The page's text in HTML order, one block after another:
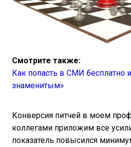
Смотрите также:
Как попасть в СМИ бесплатно
знаменитым»
Конверсия питчей в моем
коллегами приложим все
показатель повысился